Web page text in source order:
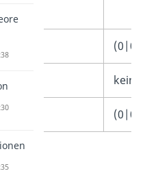
(0|0)
keine
(0|0)